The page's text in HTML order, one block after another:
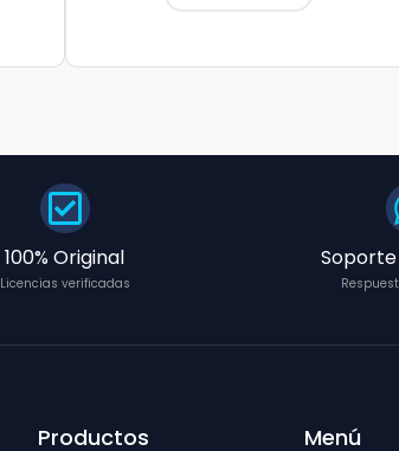
100% Original
Licencias verificadas
Productos Menú